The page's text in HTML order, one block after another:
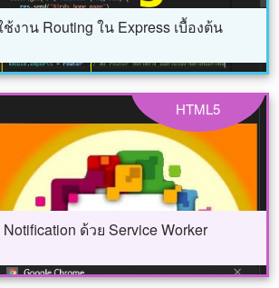
งาน Routing ใน Express เบื้องต้น
ด้วย Service Worker
HTML5